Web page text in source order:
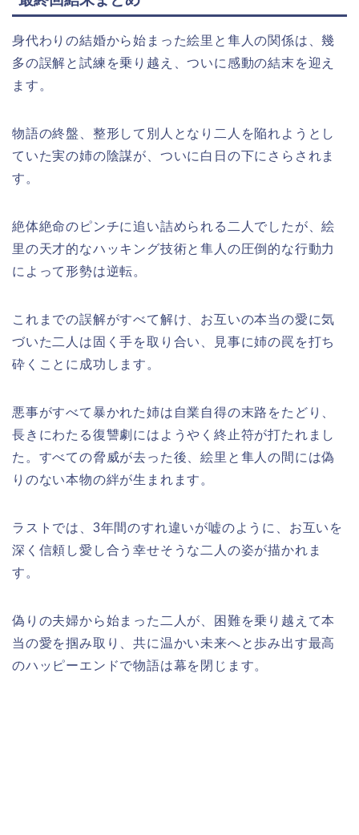
身代わりの結婚から始まった絵里と隼人の関係は、幾
多の誤解と試練を乗り越え、ついに感動の結末を迎え
ます。
物語の終盤、整形して別人となり二人を陥れようとし
ていた実の姉の陰謀が、ついに白日の下にさらされま
す。
絶体絶命のピンチに追い詰められる二人でしたが、絵
里の天才的なハッキング技術と隼人の圧倒的な行動力
によって形勢は逆転。
これまでの誤解がすべて解け、お互いの本当の愛に気
づいた二人は固く手を取り合い、見事に姉の罠を打ち
砕くことに成功します。
悪事がすべて暴かれた姉は自業自得の末路をたどり、
長きにわたる復讐劇にはようやく終止符が打たれまし
た。すべての脅威が去った後、絵里と隼人の間には偽
りのない本物の絆が生まれます。
ラストでは、3年間のすれ違いが嘘のように、お互いを
深く信頼し愛し合う幸せそうな二人の姿が描かれま
す。
偽りの夫婦から始まった二人が、困難を乗り越えて本
当の愛を掴み取り、共に温かい未来へと歩み出す最高
のハッピーエンドで物語は幕を閉じます。